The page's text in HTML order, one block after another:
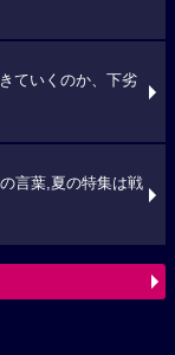
ていくのか、下劣
言葉,夏の特集は戦